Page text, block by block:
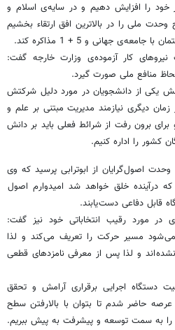
خود را افزایش دهیم و در سایه ی اسلام و
ملی را در بالاترین افق ارتقاء بخشیم
ی جهانی و 5 + 1 مذاکره کند.
نیروهای کار آزموده ی وزارت خارجه گفت:
منافع ملی صورت گیرد.
یکی از دانشجویان در مورد دلیل شرکتش
دیگری نیازمند مدیریت مبتنی بر علم و
برون رفت از شرائط فعلی باید بر دانش
کشور را اداره کنیم.
اصول گرایان از ابوترابی پرسید که وی
درآینده خلق خواهد شد امیدوارم اصول
قابل دفاعی دست یابند.
در مورد رقیب انتخاباتی خود نیز گفت:
شود مسیر حرکت را تعریف می کند و لذا
اند و لذا پس از معرفی نامزدهای قطعی
دستگاه اجرایی برقراری آرامش و تحقق
حاضر شدم تا بتوان با بالارفتن سطح
را به سمت توسعه و پیشرفت به پیش ببریم.